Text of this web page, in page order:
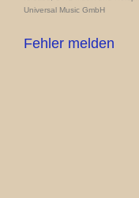
Universal Music GmbH
Fehler melden